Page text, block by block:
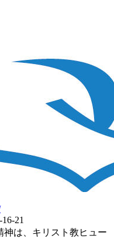
21
は、キリスト教ヒュー